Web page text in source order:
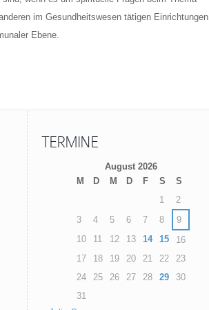
im Gesundheitswesen tätigen Einrichtungen
Ebene.
TERMINE
August 2026
M
D M D F S
S
1
2
3
4 5 6 7 8
9
10
11 12 13 14 15
16
17
18 19 20 21 22
23
24
25 26 27 28 29
30
31